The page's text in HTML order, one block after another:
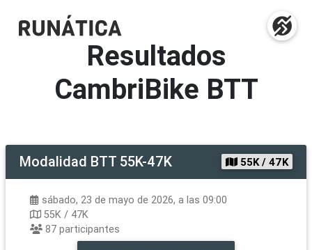
Resultados
CambriBike BTT
Modalidad BTT 55K-47K 55K / 47K
sábado, 23 de mayo de 2026, a las 09:00
55K / 47K
87 participantes